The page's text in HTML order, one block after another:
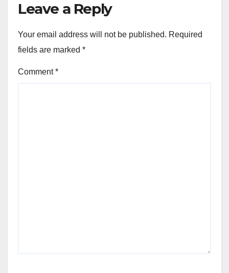
Leave a Reply
Your email address will not be published. Required
fields are marked *
Comment*